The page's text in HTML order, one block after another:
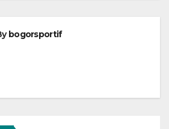
bogorsportif